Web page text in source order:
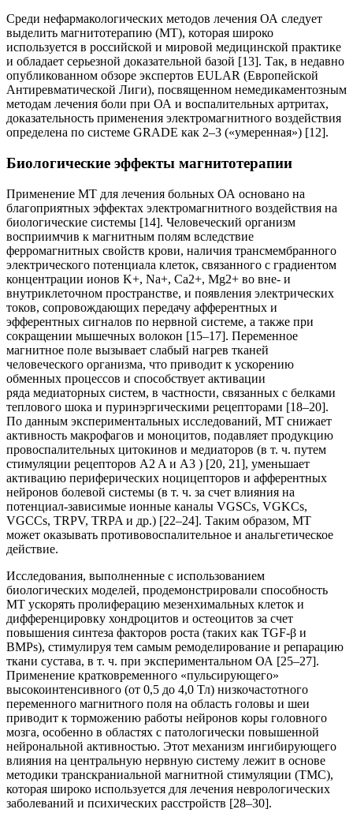
Среди нефармакологических методов лечения ОА следует
выделить магнитотерапию (МТ), которая широко
используется в российской и мировой медицинской практике
и обладает серьезной доказательной базой [13]. Так, в недавно
опубликованном обзоре экспертов EULAR (Европейской
Антиревматической Лиги), посвященном немедикаментозным
методам лечения боли при ОА и воспалительных артритах,
доказательность применения электромагнитного воздействия
определена по системе GRADE как 2–3 («умеренная») [12].
Биологические эффекты магнитотерапии
Применение МТ для лечения больных ОА основано на
благоприятных эффектах электромагнитного воздействия на
биологические системы [14]. Человеческий организм
восприимчив к магнитным полям вследствие
ферромагнитных свойств крови, наличия трансмембранного
электрического потенциала клеток, связанного с градиентом
концентрации ионов K+, Na+, Ca2+, Mg2+ во вне- и
внутриклеточном пространстве, и появления электрических
токов, сопровождающих передачу афферентных и
эфферентных сигналов по нервной системе, а также при
сокращении мышечных волокон [15–17]. Переменное
магнитное поле вызывает слабый нагрев тканей
человеческого организма, что приводит к ускорению
обменных процессов и способствует активации
ряда медиаторных систем, в частности, связанных с белками
теплового шока и пуринэргическими рецепторами [18–20].
По данным экспериментальных исследований, МТ снижает
активность макрофагов и моноцитов, подавляет продукцию
провоспалительных цитокинов и медиаторов (в т. ч. путем
стимуляции рецепторов A2 A и A3 ) [20, 21], уменьшает
активацию периферических ноцицепторов и афферентных
нейронов болевой системы (в т. ч. за счет влияния на
потенциал-зависимые ионные каналы VGSCs, VGKCs,
VGCCs, TRPV, TRPA и др.) [22–24]. Таким образом, МТ
может оказывать противовоспалительное и анальгетическое
действие.
Исследования, выполненные с использованием
биологических моделей, продемонстрировали способность
МТ ускорять пролиферацию мезенхимальных клеток и
дифференцировку хондроцитов и остеоцитов за счет
повышения синтеза факторов роста (таких как TGF-β и
BMPs), стимулируя тем самым ремоделирование и репарацию
ткани сустава, в т. ч. при экспериментальном ОА [25–27].
Применение кратковременного «пульсирующего»
высокоинтенсивного (от 0,5 до 4,0 Тл) низкочастотного
переменного магнитного поля на область головы и шеи
приводит к торможению работы нейронов коры головного
мозга, особенно в областях с патологически повышенной
нейрональной активностью. Этот механизм ингибирующего
влияния на центральную нервную систему лежит в основе
методики транскраниальной магнитной стимуляции (ТМС),
которая широко используется для лечения неврологических
заболеваний и психических расстройств [28–30].